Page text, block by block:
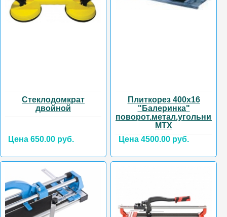
Стеклодомкрат
двойной
Цена 650.00 руб.
Плиткорез 400х16
"Балеринка"
поворот.метал.угольник
MTX
Цена 4500.00 руб.